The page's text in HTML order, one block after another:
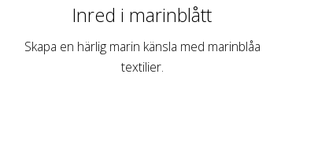
Inred i marinblått
Skapa en härlig marin känsla med marinblåa
textilier.